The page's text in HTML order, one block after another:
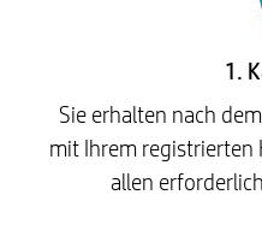
1.
Sie erhalten nach
mit Ihrem registrierten
allen